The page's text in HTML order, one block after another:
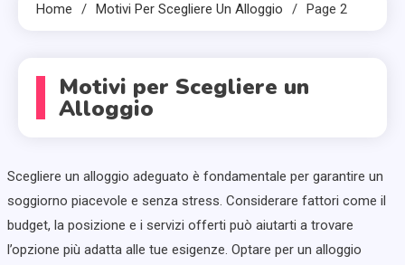
Home Motivi Per Scegliere Un Alloggio Page 2
Motivi per Scegliere un
Alloggio
Scegliere un alloggio adeguato è fondamentale per garantire un
soggiorno piacevole e senza stress. Considerare fattori come il
budget, la posizione e i servizi offerti può aiutarti a trovare
l’opzione più adatta alle tue esigenze. Optare per un alloggio